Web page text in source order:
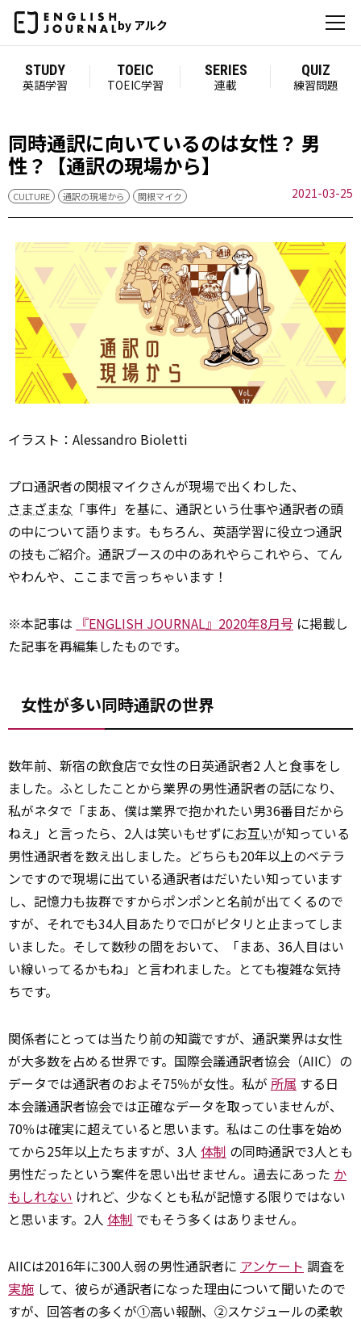
by アルク
STUDY
英語学習
TOEIC
TOEIC学習
SERIES
連載
QUIZ
練習問題
同時通訳に向いているのは女性？ 男
性？【通訳の現場から】
CULTURE 通訳の現場から 関根マイク 2021-03-25
イラスト：Alessandro Bioletti
プロ通訳者の関根マイクさんが現場で出くわした、
さまざまな 「事件」を基に、通訳という仕事や通訳者の頭
の中について語ります。もちろん、英語学習に役立つ通訳
の技もご紹介。通訳ブースの中のあれやらこれやら、てん
やわんや、ここまで言っちゃいます！
※本記事は 『ENGLISH JOURNAL』2020年8月号 に掲載し
た記事を再編集したものです。
女性が多い同時通訳の世界
数年前、新宿の飲食店で女性の日英通訳者2 人と食事をし
ました。ふとしたことから業界の男性通訳者の話になり、
私がネタで「まあ、僕は業界で抱かれたい男36番目だから
ねえ」と言ったら、2人は笑いもせずにお互いが知っている
男性通訳者を数え出しました。どちらも20年以上のベテラ
ンですので現場に出ている通訳者はだいたい知っています
し、記憶力も抜群ですからポンポンと名前が出てくるので
すが、それでも34人目あたりで口がピタリと止まってしま
いました。そして数秒の間をおいて、「まあ、36人目はい
い線いってるかもね」と言われました。とても複雑な気持
ちです。
関係者にとっては当たり前の知識ですが、通訳業界は女性
が大多数を占める世界です。国際会議通訳者協会（AIIC）の
データでは通訳者のおよそ75％が女性。私が 所属 する日
本会議通訳者協会では正確なデータを取っていませんが、
70％は確実に超えていると思います。私はこの仕事を始め
てから25年以上たちますが、3人 体制 の同時通訳で3人とも
男性だったという案件を思い出せません。過去にあった か
もしれない けれど、少なくとも私が記憶する限りではない
と思います。2人 体制 でもそう多くはありません。
AIICは2016年に300人弱の男性通訳者に アンケート 調査を
実施 して、彼らが通訳者になった理由について聞いたので
すが、回答者の多くが①高い報酬、②スケジュールの柔軟